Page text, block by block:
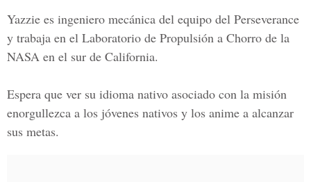
Yazzie es ingeniero mecánica del equipo del Perseverance
y trabaja en el Laboratorio de Propulsión a Chorro de la
NASA en el sur de California.
Espera que ver su idioma nativo asociado con la misión
enorgullezca a los jóvenes nativos y los anime a alcanzar
sus metas.